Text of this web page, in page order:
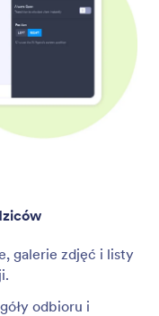
galerie zdjęć i listy
odbioru i